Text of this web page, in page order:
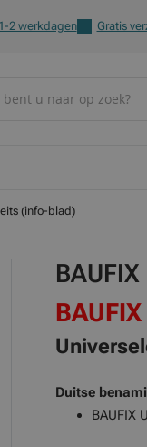
2 werkdagen Gratis
(info-blad)
BAUFIX
Duitse
BAUFIX